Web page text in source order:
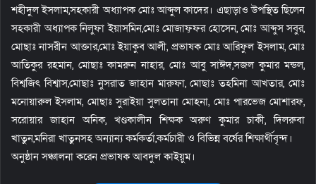
শহীদুল ইসলাম,সহকারী অধ্যাপক মোঃ আব্দুল কাদের। এছাড়াও উপস্থিত ছিলেন
সহকারী অধ্যাপক নিলুফা ইয়াসমিন,মোঃ মোজাফ্ফর হোসেন, মোঃ আব্দুস সবুর,
মোছাঃ নাসরীন আক্তার,মোঃ ইয়াকুব আলী, প্রভাষক মোঃ আরিফুল ইসলাম, মোঃ
আতিকুর রহমান, মোছাঃ কামরুন নাহার, মোঃ আবু সাঈদ,সজল কুমার মন্ডল,
বিশ্বজিৎ বিশ্বাস,মোছাঃ নুসরাত জাহান মারুফা, মোছাঃ তহমিনা আখতার, মোঃ
মনোয়ারুল ইসলাম, মোছাঃ সুরাইয়া সুলতানা মোহনা, মোঃ পারভেজ মোশারফ,
সরোয়ার জাহান অনিক, খণ্ডকালীন শিক্ষক অরুণ কুমার চাকী, দিলরুবা
খাতুন,মনিরা খাতু্নসহ অন্যান্য কর্মকর্তা,কর্মচারী ও বিভিন্ন বর্ষের শিক্ষার্থীবৃন্দ।
অনুষ্ঠান সঞ্চালনা করেন প্রভাষক আবদুল কাইয়ুম।